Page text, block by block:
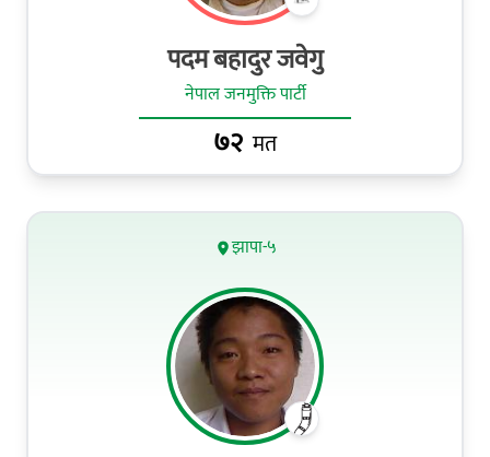
पदम बहादुर जवेगु
नेपाल जनमुक्ति पार्टी
७२ मत
झापा-५